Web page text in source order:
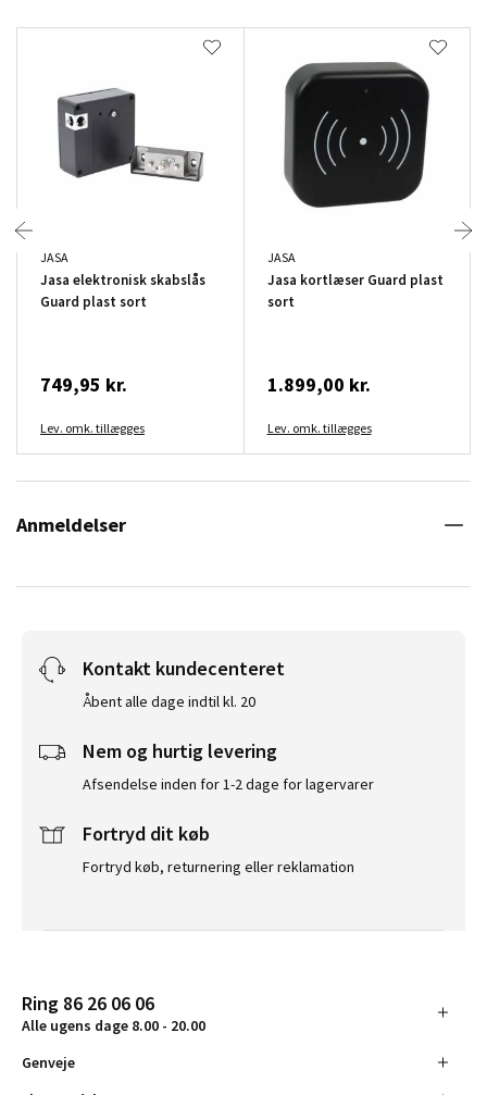
JASA
Jasa elektronisk skabslås
Guard plast sort
749,95 kr.
Lev. omk. tillægges
JASA
Jasa kortlæser Guard plast
sort
1.899,00 kr.
Lev. omk. tillægges
Anmeldelser
Kontakt kundecenteret
Åbent alle dage indtil kl. 20
Nem og hurtig levering
Afsendelse inden for 1-2 dage for lagervarer
Fortryd dit køb
Fortryd køb, returnering eller reklamation
Ring 86 26 06 06
Alle ugens dage 8.00 - 20.00
Genveje